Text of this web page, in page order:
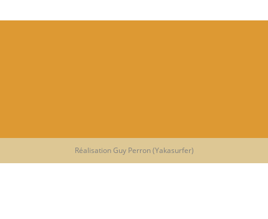
Réalisation Guy Perron (Yakasurfer)